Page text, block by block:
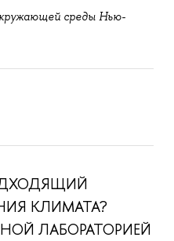
среды Нью-
КЛИМАТА?
ЛАБОРАТОРИЕЙ